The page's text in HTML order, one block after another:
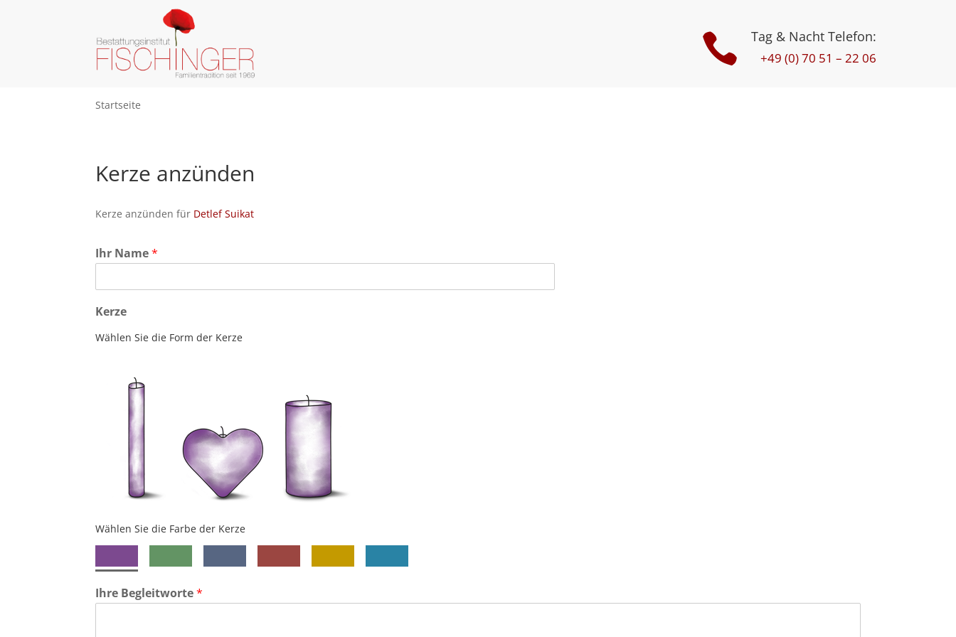
 Tag & Nacht Telefon:
+49 (0) 70 51 – 22 06
Startseite
Kerze anzünden
Kerze anzünden für Detlef Suikat
Ihr Name*
Kerze
Wählen Sie die Form der Kerze
Wählen Sie die Farbe der Kerze
Ihre Begleitworte*